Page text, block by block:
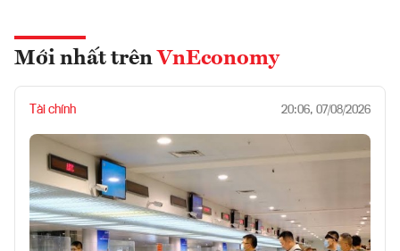
Mới nhất trên VnEconomy
Tài chính 20:06, 07/08/2026